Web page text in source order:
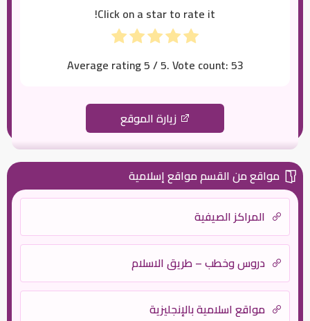
Click on a star to rate it!
Average rating5/ 5. Vote count:53
زيارة الموقع
مواقع من القسم مواقع إسلامية
المراكز الصيفية
دروس وخطب – طريق الاسلام
مواقع اسلامية بالإنجليزية